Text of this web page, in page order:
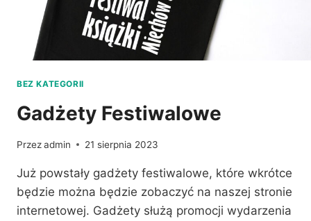
BEZ KATEGORII
Gadżety Festiwalowe
Przezadmin 21 sierpnia 2023
Już powstały gadżety festiwalowe, które wkrótce
będzie można będzie zobaczyć na naszej stronie
internetowej. Gadżety służą promocji wydarzenia